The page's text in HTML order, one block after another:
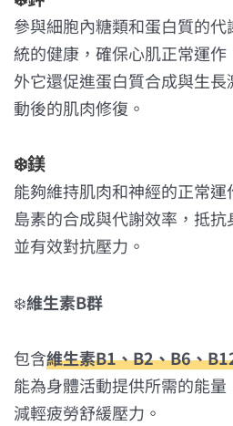
參與細胞內糖類和蛋白質的
統的健康，確保心肌正常運作
外它還促進蛋白質合成與生
動後的肌肉修復。
❄️鎂
能夠維持肌肉和神經的正常運
島素的合成與代謝效率，抵
並有效對抗壓力。
❄️維生素B群
包含維生素B1、B2、B6、
能為身體活動提供所需的能量
減輕疲勞舒緩壓力。